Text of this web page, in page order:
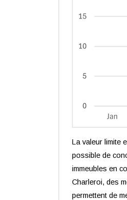
La valeur limite
possible de
immeubles en
Charleroi, des
permettent de